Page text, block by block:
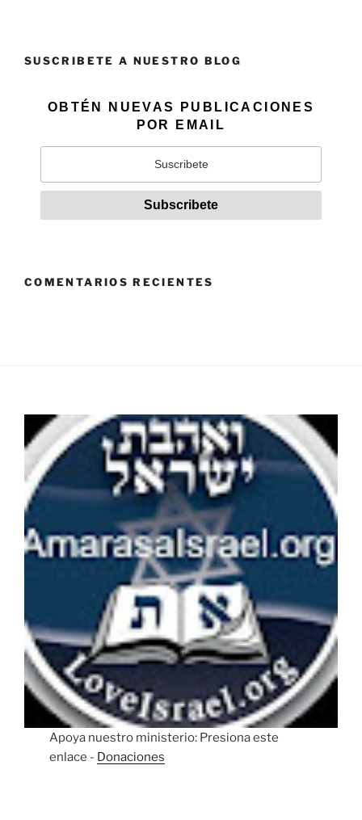
SUSCRIBETE A NUESTRO BLOG
OBTÉN NUEVAS PUBLICACIONES
POR EMAIL
COMENTARIOS RECIENTES
Apoya nuestro ministerio: Presiona este
enlace - Donaciones